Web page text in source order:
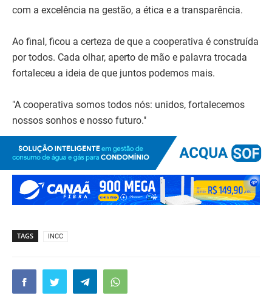
com a excelência na gestão, a ética e a transparência.
Ao final, ficou a certeza de que a cooperativa é construída
por todos. Cada olhar, aperto de mão e palavra trocada
fortaleceu a ideia de que juntos podemos mais.
"A cooperativa somos todos nós: unidos, fortalecemos
nossos sonhos e nosso futuro."
TAGS INCC